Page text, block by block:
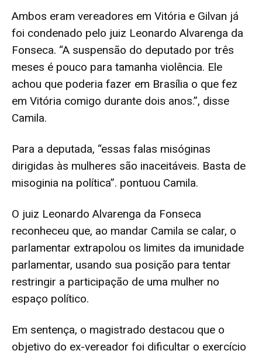
Ambos eram vereadores em Vitória e Gilvan já
foi condenado pelo juiz Leonardo Alvarenga da
Fonseca. “A suspensão do deputado por três
meses é pouco para tamanha violência. Ele
achou que poderia fazer em Brasília o que fez
em Vitória comigo durante dois anos.”, disse
Camila.
Para a deputada, “essas falas misóginas
dirigidas às mulheres são inaceitáveis. Basta de
misoginia na política”. pontuou Camila.
O juiz Leonardo Alvarenga da Fonseca
reconheceu que, ao mandar Camila se calar, o
parlamentar extrapolou os limites da imunidade
parlamentar, usando sua posição para tentar
restringir a participação de uma mulher no
espaço político.
Em sentença, o magistrado destacou que o
objetivo do ex-vereador foi dificultar o exercício